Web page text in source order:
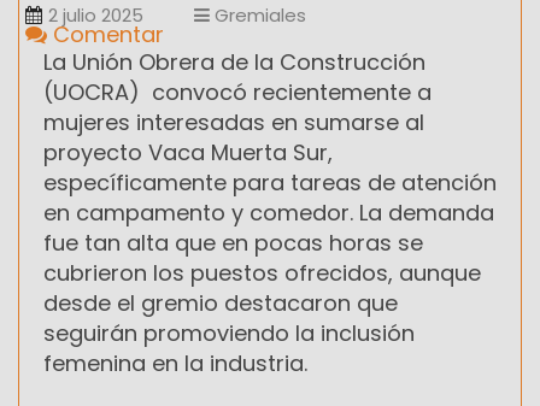
2 julio 2025 Gremiales
Comentar
La Unión Obrera de la Construcción
(UOCRA) convocó recientemente a
mujeres interesadas en sumarse al
proyecto Vaca Muerta Sur,
específicamente para tareas de atención
en campamento y comedor. La demanda
fue tan alta que en pocas horas se
cubrieron los puestos ofrecidos, aunque
desde el gremio destacaron que
seguirán promoviendo la inclusión
femenina en la industria.